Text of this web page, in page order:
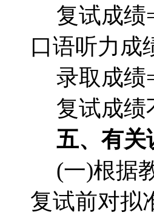
复试成绩
口语听力成
录取成绩
复试成绩
五、有关
(一)根据
复试前对拟